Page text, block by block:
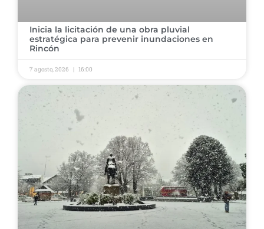
​Inicia la licitación de una obra pluvial
estratégica para prevenir inundaciones en
Rincón ​
7 agosto, 2026 16:00